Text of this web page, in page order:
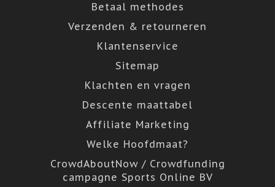
Betaal methodes
Verzenden & retourneren
Klantenservice
Sitemap
Klachten en vragen
Descente maattabel
Affiliate Marketing
Welke Hoofdmaat?
CrowdAboutNow / Crowdfunding
campagne Sports Online BV